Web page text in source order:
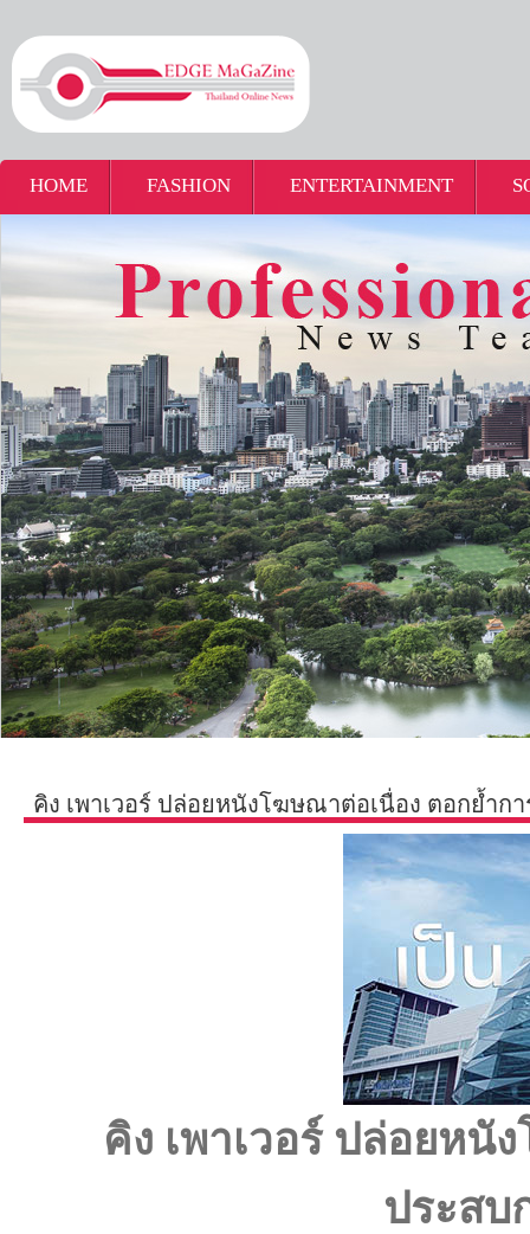
HOME FASHION ENTERTAINMENT
คิง เพาเวอร์ ปล่อยหนังโฆษณาต่อเนื่อง ตอกย้ำ
คิง เพาเวอร์ ปล่อยห
ประสบ